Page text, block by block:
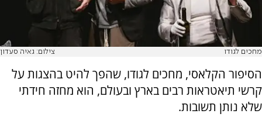
מחכים לגודו צילום: גאיה סעדון
הסיפור הקלאסי, מחכים לגודו, שהפך להיט בהצגות על
קרשי תיאטראות רבים בארץ ובעולם, הוא מחזה חידתי
שלא נותן תשובות.